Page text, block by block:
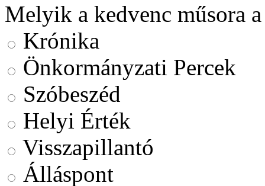
Melyik a kedvenc műsora
Krónika
Önkormányzati Percek
Szóbeszéd
Helyi Érték
Visszapillantó
Álláspont